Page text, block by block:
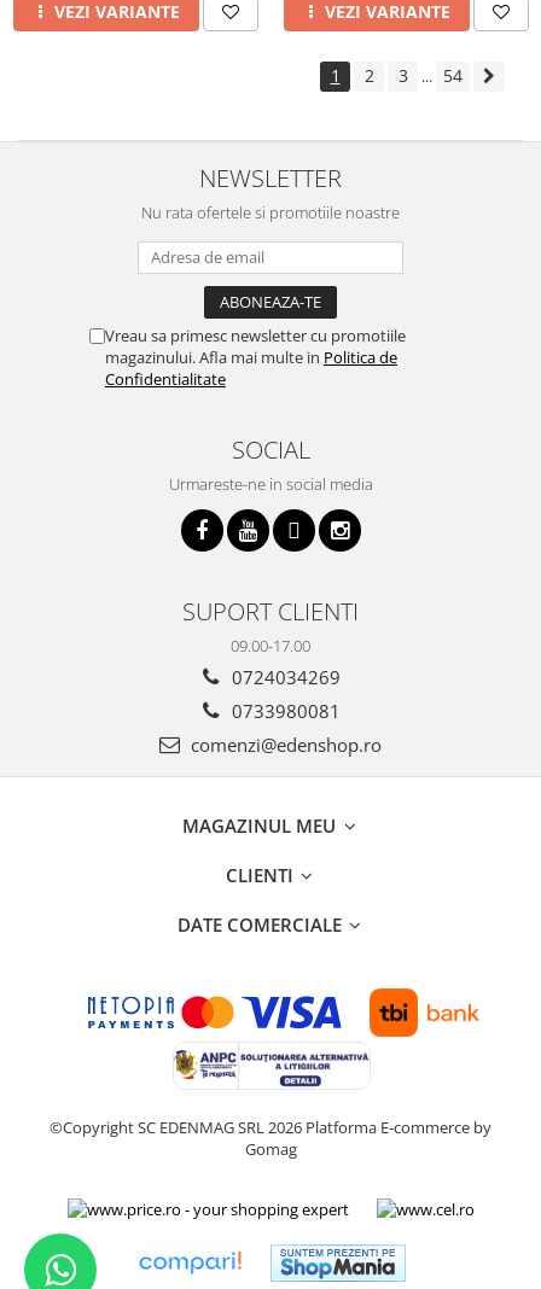
VEZI VARIANTE VEZI VARIANTE
1 2 3 ... 54
NEWSLETTER
Nu rata ofertele si promotiile noastre
Vreau sa primesc newsletter cu promotiile
magazinului. Afla mai multe in Politica de
Confidentialitate
SOCIAL
Urmareste-ne in social media
SUPORT CLIENTI
09.00-17.00
0724034269
0733980081
comenzi@edenshop.ro
MAGAZINUL MEU
CLIENTI
DATE COMERCIALE
©Copyright SC EDENMAG SRL 2026 Platforma E-commerce by
Gomag